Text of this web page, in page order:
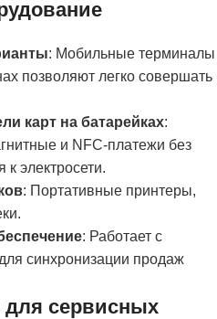
: Мобильные терминалы
позволяют легко совершать
карт на батарейках:
и NFC-платежи без
электросети.
: Портативные принтеры,
: Работает с
синхронизации продаж
для сервисных